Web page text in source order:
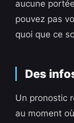
aucune
pouvez pas
quoi que ce
Des
Un pronostic
au moment